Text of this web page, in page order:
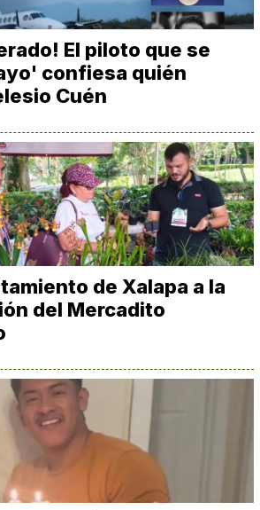
El piloto que se
confiesa quién
Cuén
de Xalapa a la
del Mercadito